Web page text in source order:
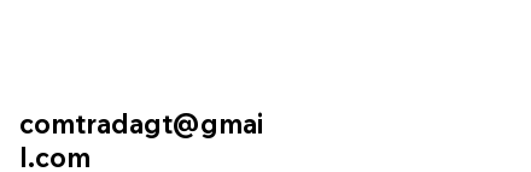
comtradagt@gmai
l.com